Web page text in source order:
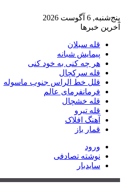
پنج‌شنبه, 6 آگوست 2026
آخرین خبرها
قله سبلان
پیمایش شبانه
هر چه کنی به خود کنی
قله سرکچال
قلل خط الراس جنوب ماسوله
فرمانفرمای عالم
قله خشچال
قله تیرو
آهنگ افلاک
قمار باز
ورود
نوشته تصادفی
سایدبار